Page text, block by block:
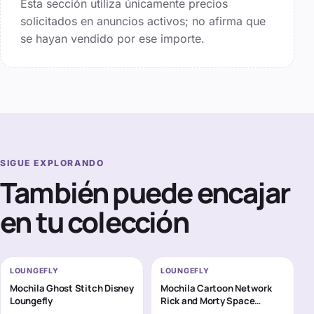
Esta sección utiliza únicamente precios
solicitados en anuncios activos; no afirma que
se hayan vendido por ese importe.
SIGUE EXPLORANDO
También puede encajar
en tu colección
LOUNGEFLY
Mochila Ghost Stitch Disney
Loungefly
LOUNGEFLY
Mochila Cartoon Network
Rick and Morty Space